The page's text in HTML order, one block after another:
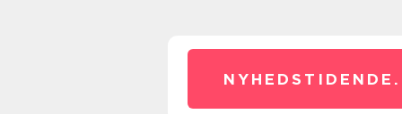
NYHEDSTIDENDE.